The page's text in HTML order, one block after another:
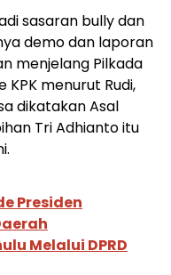
sasaran bully dan
demo dan laporan
menjelang Pilkada
menurut Rudi,
dikatakan Asal
Tri Adhianto itu
Presiden
Melalui DPRD